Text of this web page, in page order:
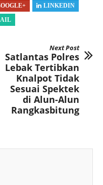
LINKEDIN
Next Post
Satlantas Polres
Lebak Tertibkan
Knalpot Tidak
Sesuai Spektek
di Alun-Alun
Rangkasbitung